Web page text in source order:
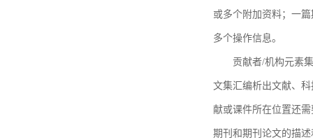
或多个附加资料；一
多个操作信息。
贡献者/机构元素
文集汇编析出文献、
献或课件所在位置还
期刊和期刊论文的描